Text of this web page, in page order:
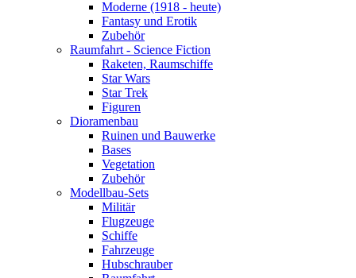
Moderne (1918 - heute)
Fantasy und Erotik
Zubehör
Raumfahrt - Science Fiction
Raketen, Raumschiffe
Star Wars
Star Trek
Figuren
Dioramenbau
Ruinen und Bauwerke
Bases
Vegetation
Zubehör
Modellbau-Sets
Militär
Flugzeuge
Schiffe
Fahrzeuge
Hubschrauber